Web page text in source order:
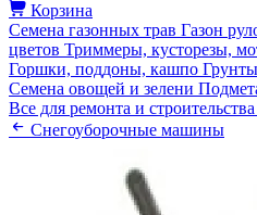
Корзина
Семена газонных трав Газон
цветов Триммеры, кусторезы,
Горшки, поддоны, кашпо Грунты
Семена овощей и зелени
Все для ремонта и строительства
Снегоуборочные машины